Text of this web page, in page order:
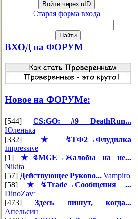
Войти через uID
Старая форма входа
ВХОД на ФОРУМ
Новое на ФОРУМе:
[544] CS:GO: #9 DeathRun...
Юленька
[332] ★↯ТФ2→Флудилка
Impressive
[1] ★↯MGE→Жалобы на не...
Nikita
[57] Действующее Руково... Vampiro
[58] ★↯Trade→Сообщения ...
DinoZavr
[473]Здесь пишут, когда...
Апельсин